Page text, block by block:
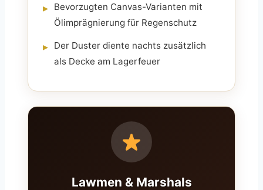
▸ Bevorzugten Canvas-Varianten mit
Ölimprägnierung für Regenschutz
▸ Der Duster diente nachts zusätzlich
als Decke am Lagerfeuer
Lawmen & Marshals